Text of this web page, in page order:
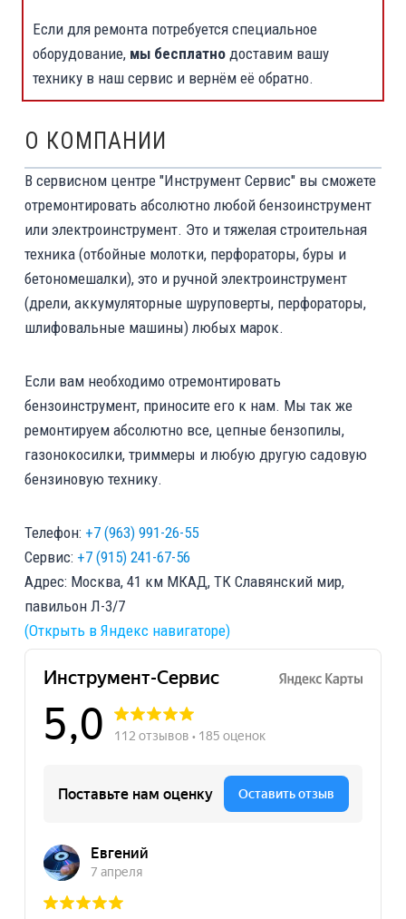
Если для ремонта потребуется специальное
оборудование, мы бесплатно доставим вашу
технику в наш сервис и вернём её обратно.
О КОМПАНИИ
В сервисном центре "Инструмент Сервис" вы сможете
отремонтировать абсолютно любой бензоинструмент
или электроинструмент. Это и тяжелая строительная
техника (отбойные молотки, перфораторы, буры и
бетономешалки), это и ручной электроинструмент
(дрели, аккумуляторные шуруповерты, перфораторы,
шлифовальные машины) любых марок.
Если вам необходимо отремонтировать
бензоинструмент, приносите его к нам. Мы так же
ремонтируем абсолютно все, цепные бензопилы,
газонокосилки, триммеры и любую другую садовую
бензиновую технику.
Телефон: +7 (963) 991-26-55
Сервис: +7 (915) 241-67-56
Адрес: Москва, 41 км МКАД, ТК Славянский мир,
павильон Л-3/7
(Открыть в Яндекс навигаторе)